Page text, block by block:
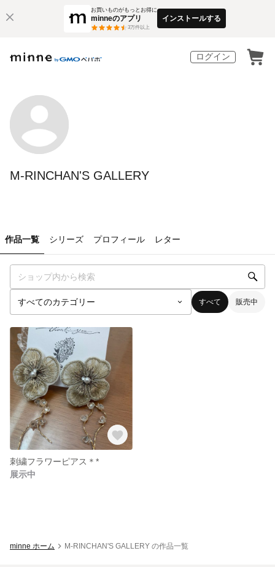
お買いものがもっとお得に
minneのアプリ
3万件以上
インストールする
ログイン
M-RINCHAN'S GALLERY
作品一覧 シリーズ プロフィール レター
すべて 販売中
刺繍フラワーピアス＊*
展示中
minne ホーム M-RINCHAN'S GALLERY の作品一覧